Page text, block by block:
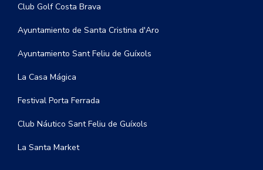
Club Golf Costa Brava
Ayuntamiento de Santa Cristina d'Aro
Ayuntamiento Sant Feliu de Guíxols
La Casa Mágica
Festival Porta Ferrada
Club Náutico Sant Feliu de Guíxols
La Santa Market